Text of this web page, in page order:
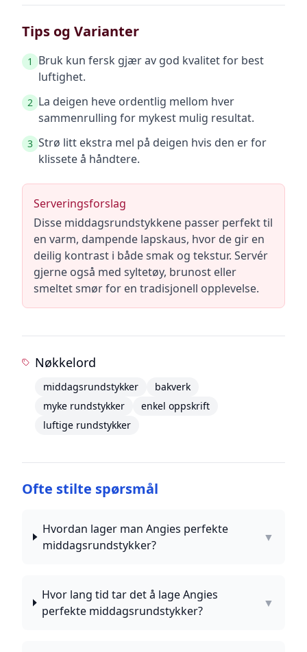
Tips og Varianter
1
Bruk kun fersk gjær av god kvalitet for best
luftighet.
2 La deigen heve ordentlig mellom hver
sammenrulling for mykest mulig resultat.
3 Strø litt ekstra mel på deigen hvis den er for
klissete å håndtere.
Serveringsforslag
Disse middagsrundstykkene passer perfekt til
en varm, dampende lapskaus, hvor de gir en
deilig kontrast i både smak og tekstur. Servér
gjerne også med syltetøy, brunost eller
smeltet smør for en tradisjonell opplevelse.
Nøkkelord
middagsrundstykker
bakverk
myke rundstykker
enkel oppskrift
luftige rundstykker
Ofte stilte spørsmål
Hvordan lager man Angies perfekte
middagsrundstykker?
▼
Hvor lang tid tar det å lage Angies
perfekte middagsrundstykker?
▼